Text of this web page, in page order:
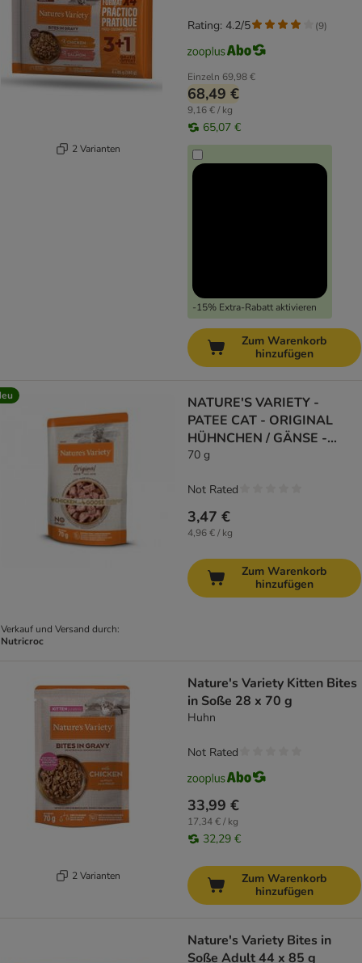
2 Varianten
Einzeln 69,98 €
68,49 €
9,16 € / kg
65,07 €
-15% Extra-Rabatt aktivieren
Rating: 4.2/5 (9)
Zum Warenkorb
hinzufügen
Verkauf und Versand durch:
Nutricroc
NATURE'S VARIETY -
PATEE CAT - ORIGINAL
HÜHNCHEN / GÄNSE -
NATURVARIETÄT
70 g
3,47 €
4,96 € / kg
Not Rated
Zum Warenkorb
hinzufügen
2 Varianten
Nature's Variety Kitten Bites
in Soße 28 x 70 g
Huhn
33,99 €
17,34 € / kg
32,29 €
Not Rated
Zum Warenkorb
hinzufügen
Nature's Variety Bites in
Soße Adult 44 x 85 g